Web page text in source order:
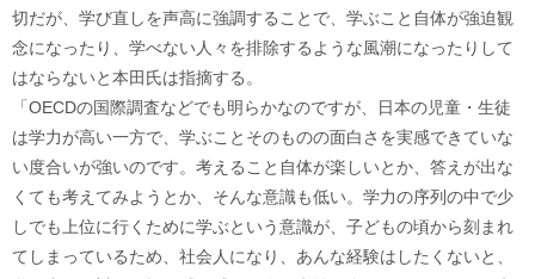
切だが、学び直しを声高に強調することで、学ぶこと自体が強迫観
念になったり、学べない人々を排除するような風潮になったりして
はならないと本田氏は指摘する。
「OECDの国際調査などでも明らかなのですが、日本の児童・生徒
は学力が高い一方で、学ぶことそのものの面白さを実感できていな
い度合いが強いのです。考えること自体が楽しいとか、答えが出な
くても考えてみようとか、そんな意識も低い。学力の序列の中で少
しでも上位に行くために学ぶという意識が、子どもの頃から刻まれ
てしまっているため、社会人になり、あんな経験はしたくないと、